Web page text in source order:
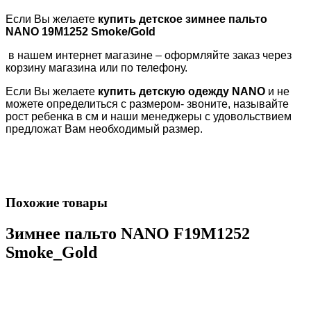
Если Вы желаете купить детское зимнее пальто
NANO 19M1252 Smoke/Gold
в нашем интернет магазине – оформляйте заказ через
корзину магазина или по телефону.
Если Вы желаете купить детскую одежду NANO и не
можете определиться с размером- звоните, называйте
рост ребенка в см и наши менеджеры с удовольствием
предложат Вам необходимый размер.
Похожие товары
Зимнее пальто NANO F19M1252
Smoke_Gold